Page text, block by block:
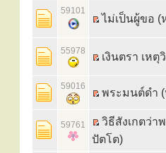
59101
ไม่เป็นผู้ขอ
55978 เงินตรา เห
59016
พระมนต์ดํา
59761
วิธีสังเกตว่า
ปัตโต)